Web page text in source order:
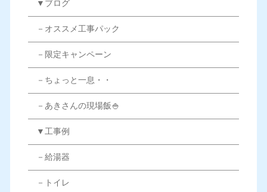
▼ブログ
－オススメ工事パック
－限定キャンペーン
－ちょっと一息・・
－あきさんの現場飯🍚
▼工事例
－給湯器
－トイレ